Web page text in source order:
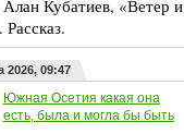
Алан Кубатиев, «Ветер и
2026, 09:47
Южная Осетия какая она
есть, была и могла бы быть